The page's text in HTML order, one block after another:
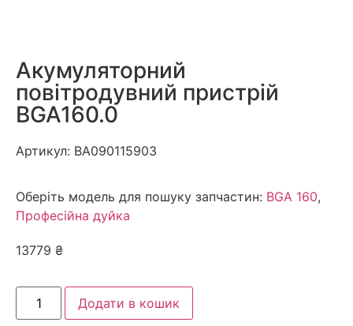
Акумуляторний
повітродувний пристрій
BGA160.0
Артикул: BA090115903
Оберіть модель для пошуку запчастин: BGA 160,
Професійна дуйка
13779 ₴
Додати в кошик